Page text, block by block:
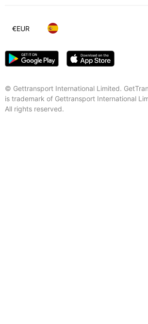
© Gettransport International Limited.
is trademark of Gettransport International
All rights reserved.
€EUR